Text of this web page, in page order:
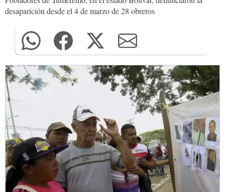
desaparición desde el 4 de marzo de 28 obreros